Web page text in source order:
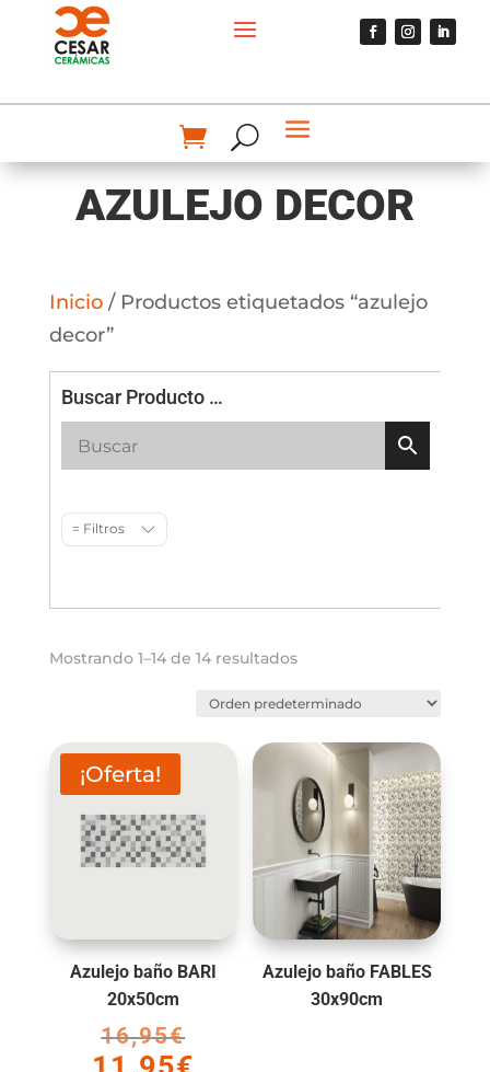
AZULEJO DECOR
Inicio/ Productos etiquetados “azulejo
decor”
Buscar Producto …
= Filtros
Mostrando 1–14 de 14 resultados
¡Oferta!
Azulejo baño BARI
20x50cm
16,95€El
precio
Azulejo baño FABLES
30x90cm